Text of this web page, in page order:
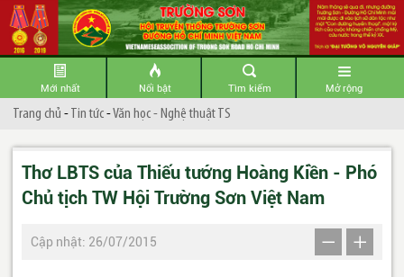
Mới nhất Nổi bật Tìm kiếm Mở rộng
Trang chủ -Tin tức-Văn học - Nghệ thuật TS
Thơ LBTS của Thiếu tướng Hoàng Kiền - Phó
Chủ tịch TW Hội Trường Sơn Việt Nam
Cập nhật: 26/07/2015